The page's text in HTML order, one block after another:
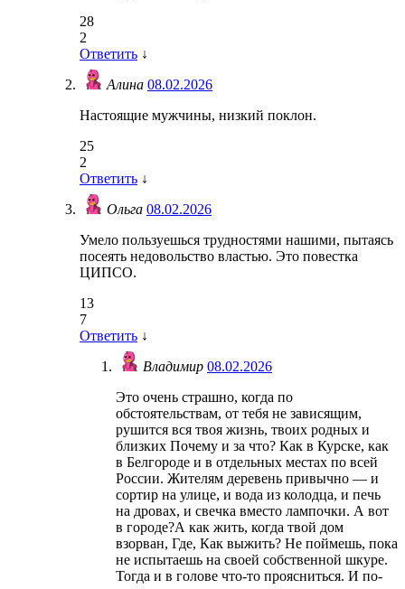
28
2
Ответить ↓
Алина 08.02.2026
Настоящие мужчины, низкий поклон.
25
2
Ответить ↓
Ольга 08.02.2026
Умело пользуешься трудностями нашими, пытаясь
посеять недовольство властью. Это повестка
ЦИПСО.
13
7
Ответить ↓
Владимир 08.02.2026
Это очень страшно, когда по
обстоятельствам, от тебя не зависящим,
рушится вся твоя жизнь, твоих родных и
близких Почему и за что? Как в Курске, как
в Белгороде и в отдельных местах по всей
России. Жителям деревень привычно — и
сортир на улице, и вода из колодца, и печь
на дровах, и свечка вместо лампочки. А вот
в городе?А как жить, когда твой дом
взорван, Где, Как выжить? Не поймешь, пока
не испытаешь на своей собственной шкуре.
Тогда и в голове что-то проясниться. И по-